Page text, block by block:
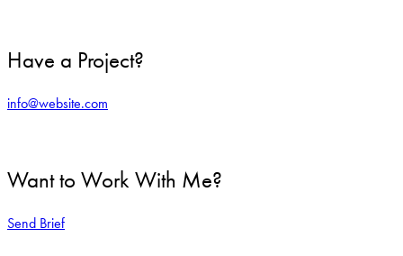
Have a Project?
info@website.com
Want to Work With Me?
Send Brief